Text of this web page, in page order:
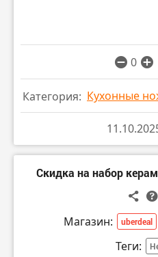
0
Категория: Кухонные
Скидка на набор
Магазин: uberdeal
Теги: